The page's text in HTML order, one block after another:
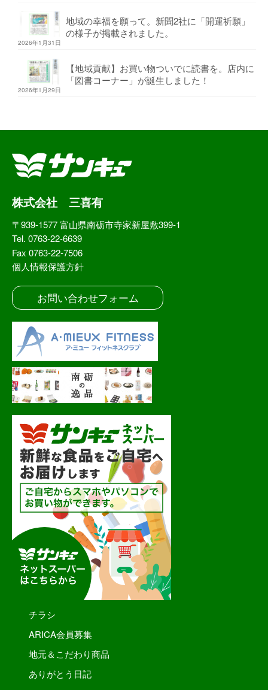
地域の幸福を願って。新聞2社に「開運祈願」
の様子が掲載されました。
2026年1月31日
【地域貢献】お買い物ついでに読書を。店内に
「図書コーナー」が誕生しました！
2026年1月29日
株式会社 三喜有
〒939-1577 富山県南砺市寺家新屋敷399-1
Tel. 0763-22-6639
Fax 0763-22-7506
個人情報保護方針
お問い合わせフォーム
チラシ
ARICA会員募集
地元＆こだわり商品
ありがとう日記